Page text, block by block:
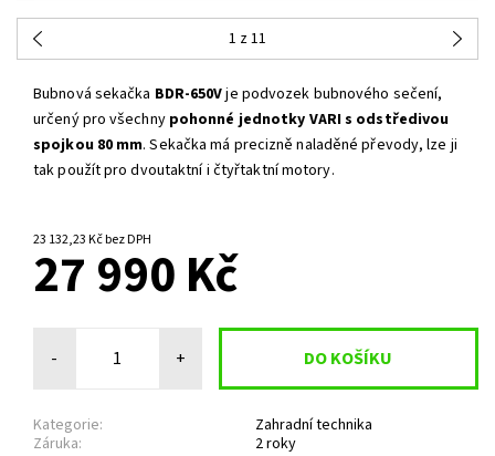
1 z 11
Bubnová sekačka BDR-650Vje podvozek bubnového sečení,
určený pro všechnypohonné jednotky VARI s odstředivou
spojkou 80 mm. Sekačka má precizně naladěné převody, lze ji
tak použít pro dvoutaktní i čtyřtaktní motory.
23 132,23 Kč bez DPH
27 990 Kč
- +
Kategorie:
Zahradní technika
Záruka:
2 roky